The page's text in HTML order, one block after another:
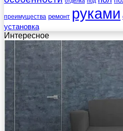
преимущества ремонт руками
установка
Интересное